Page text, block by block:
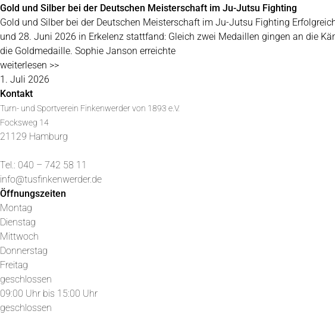
Gold und Silber bei der Deutschen Meisterschaft im Ju-Jutsu Fighting
Gold und Silber bei der Deutschen Meisterschaft im Ju-Jutsu Fighting
und 28. Juni 2026 in Erkelenz stattfand: Gleich zwei Medaillen gingen an die
die Goldmedaille. Sophie Janson erreichte
weiterlesen >>
1. Juli 2026
Kontakt
Turn- und Sportverein Finkenwerder von 1893 e.V.
Focksweg 14
21129 Hamburg
Tel.: 040 – 742 58 11
info@tusfinkenwerder.de
Öffnungszeiten
Montag
Dienstag
Mittwoch
Donnerstag
Freitag
geschlossen
09:00 Uhr bis 15:00 Uhr
geschlossen